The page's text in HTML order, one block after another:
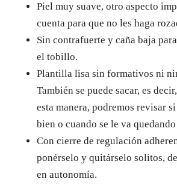
Piel muy suave, otro aspecto
cuenta para que no les haga
Sin contrafuerte y caña baja
el tobillo.
Plantilla lisa sin formativos ni
También se puede sacar, es
esta manera, podremos revisar
bien o cuando se le va
Con cierre de regulación
ponérselo y quitárselo solitos,
en autonomía.